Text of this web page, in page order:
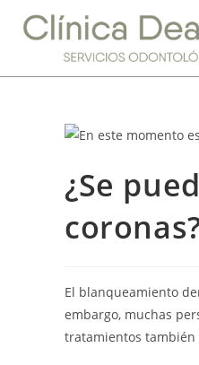
¿Se
El blanqueamiento
embargo, muchas
tratamientos también